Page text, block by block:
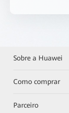
Sobre a Huawei
Como comprar
Parceiro